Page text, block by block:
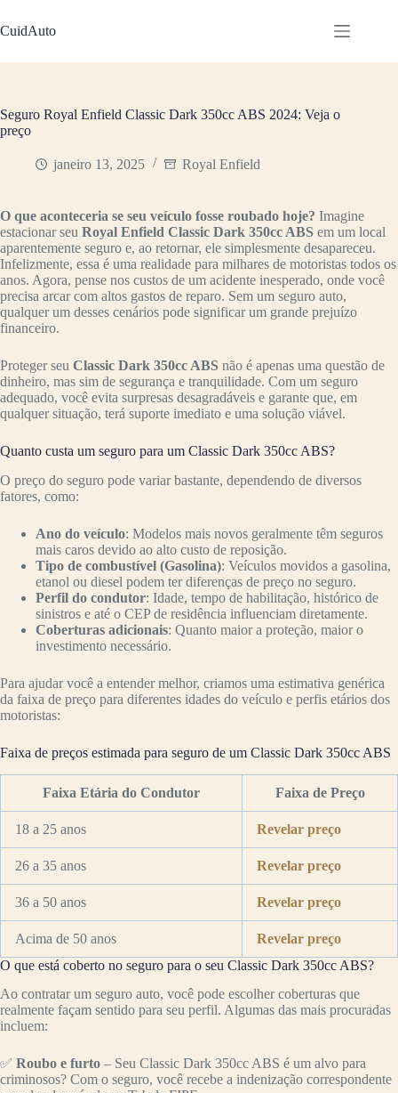
para
o
CuidAuto
Seguro Royal Enfield Classic Dark 350cc ABS 2024: Veja o
preço
janeiro 13, 2025 Royal Enfield
O que aconteceria se seu veículo fosse roubado hoje? Imagine
estacionar seu Royal Enfield Classic Dark 350cc ABS em um local
aparentemente seguro e, ao retornar, ele simplesmente desapareceu.
Infelizmente, essa é uma realidade para milhares de motoristas todos os
anos. Agora, pense nos custos de um acidente inesperado, onde você
precisa arcar com altos gastos de reparo. Sem um seguro auto,
qualquer um desses cenários pode significar um grande prejuízo
financeiro.
Proteger seu Classic Dark 350cc ABS não é apenas uma questão de
dinheiro, mas sim de segurança e tranquilidade. Com um seguro
adequado, você evita surpresas desagradáveis e garante que, em
qualquer situação, terá suporte imediato e uma solução viável.
Quanto custa um seguro para um Classic Dark 350cc ABS?
O preço do seguro pode variar bastante, dependendo de diversos
fatores, como:
Ano do veículo: Modelos mais novos geralmente têm seguros
mais caros devido ao alto custo de reposição.
Tipo de combustível (Gasolina): Veículos movidos a gasolina,
etanol ou diesel podem ter diferenças de preço no seguro.
Perfil do condutor: Idade, tempo de habilitação, histórico de
sinistros e até o CEP de residência influenciam diretamente.
Coberturas adicionais: Quanto maior a proteção, maior o
investimento necessário.
Para ajudar você a entender melhor, criamos uma estimativa genérica
da faixa de preço para diferentes idades do veículo e perfis etários dos
motoristas:
Faixa de preços estimada para seguro de um Classic Dark 350cc ABS
Faixa Etária do Condutor Faixa de Preço
18 a 25 anos Revelar preço
26 a 35 anos Revelar preço
36 a 50 anos Revelar preço
Acima de 50 anos
Revelar preço
O que está coberto no seguro para o seu Classic Dark 350cc ABS?
Ao contratar um seguro auto, você pode escolher coberturas que
realmente façam sentido para seu perfil. Algumas das mais procuradas
incluem:
✅ Roubo e furto – Seu Classic Dark 350cc ABS é um alvo para
criminosos? Com o seguro, você recebe a indenização correspondente